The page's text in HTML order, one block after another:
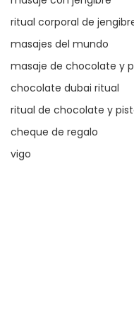
ritual corporal de
masajes del mundo
masaje de chocolate y
chocolate dubai ritual
ritual de chocolate y
cheque de regalo
vigo